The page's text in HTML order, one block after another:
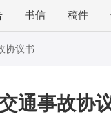
书信 稿件
协议书
通事故协